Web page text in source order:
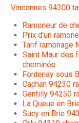
Vincennes 94300
Ramoneur de
Prix d’un
Tarif ramonage
Saint Maur des
cheminée
Fontenay sous
Cachan 94230
Gentilly 94250
La Queue en
Sucy en Brie